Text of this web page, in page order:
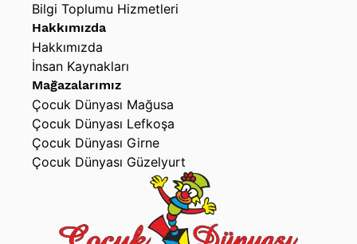
Bilgi Toplumu Hizmetleri
Hakkımızda
Hakkımızda
İnsan Kaynakları
Mağazalarımız
Çocuk Dünyası Mağusa
Çocuk Dünyası Lefkoşa
Çocuk Dünyası Girne
Çocuk Dünyası Güzelyurt